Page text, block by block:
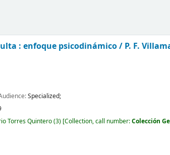
: enfoque psicodinámico / P. F.
Specialized;
Torres Quintero(3) Collection, call number:Colección